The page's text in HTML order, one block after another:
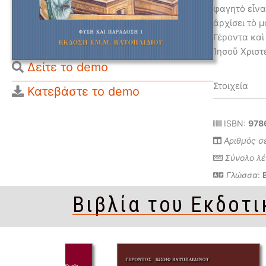
Δείτε το demo
Κατεβάστε το demo
φαγητὸ
ἀρχίσει τὸ
Γέροντα
Ἰησοῦ
Στοιχεία
ISBN:
Αριθμός
Σύνολο
Γλώσσα:
Βιβλία του